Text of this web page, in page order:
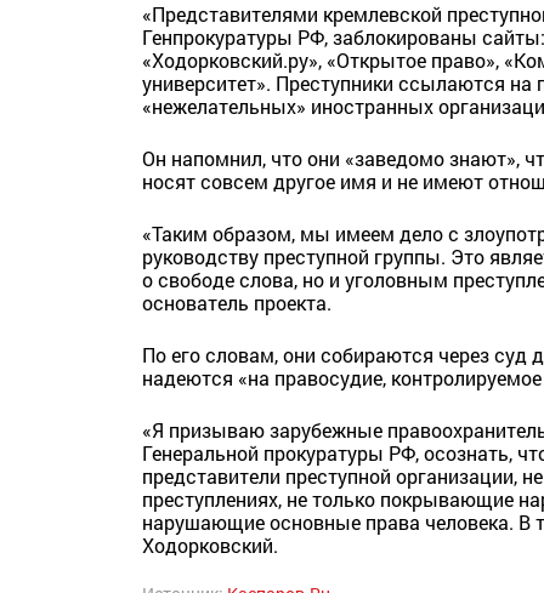
«Представителями кремлевской
Генпрокуратуры РФ, заблокированы
«Ходорковский.ру», «Открытое право»,
университет». Преступники ссылаются
«нежелательных» иностранных
Он напомнил, что они «заведомо знают»,
носят совсем другое имя и не имеют
«Таким образом, мы имеем дело с
руководству преступной группы. Это
о свободе слова, но и уголовным
основатель проекта.
По его словам, они собираются через суд
надеются «на правосудие,
«Я призываю зарубежные
Генеральной прокуратуры РФ, осознать,
представители преступной организации,
преступлениях, не только покрывающие
нарушающие основные права человека. В
Ходорковский.